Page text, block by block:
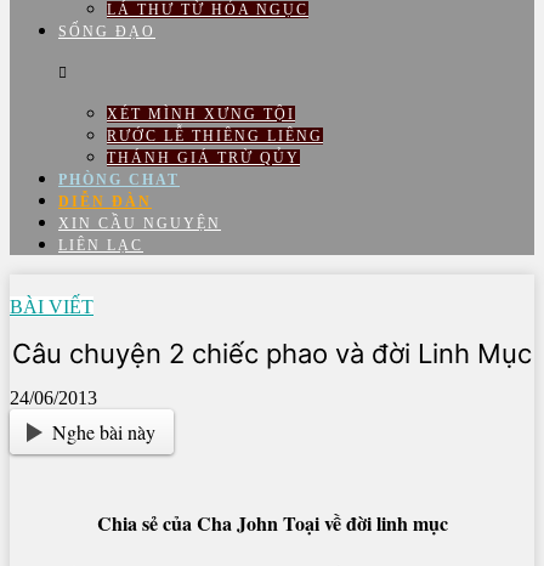
LÁ THƯ TỪ HỎA NGỤC
SỐNG ĐẠO
XÉT MÌNH XƯNG TỘI
RƯỚC LỄ THIÊNG LIÊNG
THÁNH GIÁ TRỪ QỦY
PHÒNG CHAT
DIỄN ĐÀN
XIN CẦU NGUYỆN
LIÊN LẠC
BÀI VIẾT
Câu chuyện 2 chiếc phao và đời Linh Mục
24/06/2013
Nghe bài này
Chia sẻ của Cha John Toại về đời linh mục